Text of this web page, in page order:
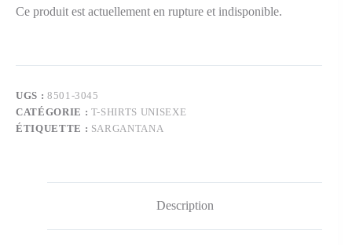
Ce produit est actuellement en rupture et indisponible.
UGS : 8501-3045
CATÉGORIE : T-SHIRTS UNISEXE
ÉTIQUETTE : SARGANTANA
Description